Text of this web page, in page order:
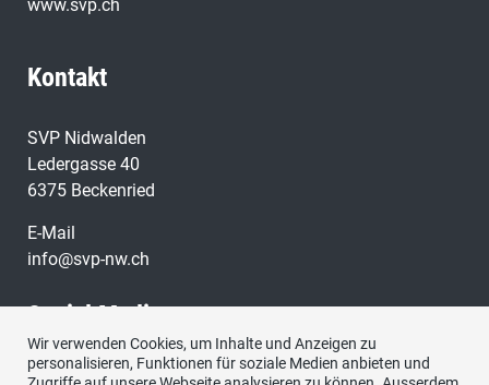
www.svp.ch
Kontakt
SVP Nidwalden
Ledergasse 40
6375 Beckenried
E-Mail
info@svp-nw.ch
Social Media
Besuchen Sie uns bei:
Wir verwenden Cookies, um Inhalte und Anzeigen zu
personalisieren, Funktionen für soziale Medien anbieten und